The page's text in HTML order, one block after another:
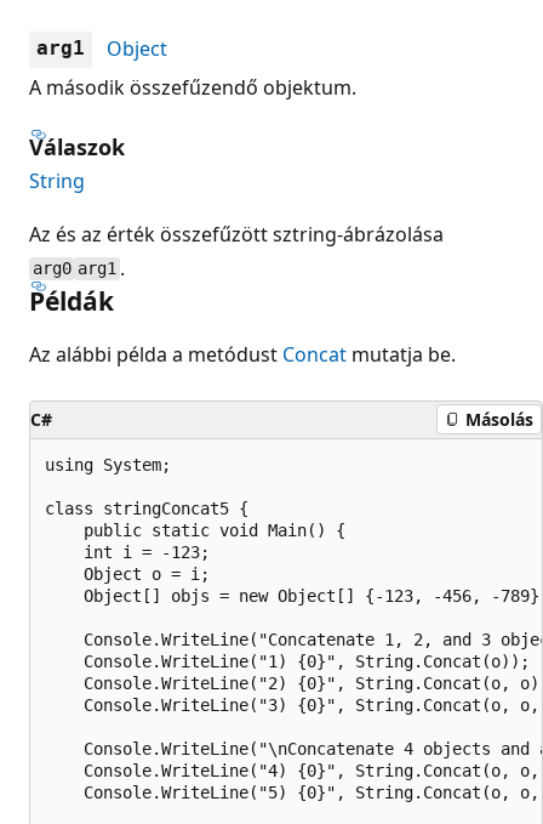
arg1
Object
A második összefűzendő objektum.
Válaszok
String
Az és az érték összefűzött sztring-ábrázolása
arg0 arg1.
Példák
Az alábbi példa a metódust Concat mutatja be.
C# Másolás
using System;
class stringConcat5 {
    public static void Main() {
    int i = -123;
    Object o = i;
Object[] objs = new Object[] {-123, -456, -
Console.WriteLine("Concatenate 1, 2, and 3
    Console.WriteLine("1) {0}", String.Concat(o));
Console.WriteLine("2) {0}", String.Concat(o,
Console.WriteLine("3) {0}", String.Concat(o,
Console.WriteLine("\nConcatenate 4 objects and
Console.WriteLine("4) {0}", String.Concat(o,
Console.WriteLine("5) {0}", String.Concat(o,